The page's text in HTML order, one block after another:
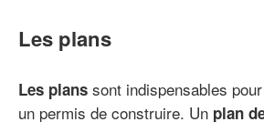
Les plans
Les plans sont indispensables
un permis de construire. Un plan